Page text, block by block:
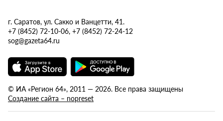
г. Саратов, ул. Сакко и Ванцетти, 41.
+7 (8452) 72-10-06, +7 (8452) 72-24-12
sog@gazeta64.ru
© ИА «Регион 64», 2011 — 2026. Все права защищены
Создание сайта – nopreset